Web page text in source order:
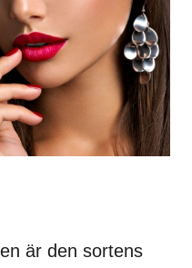
är den sortens